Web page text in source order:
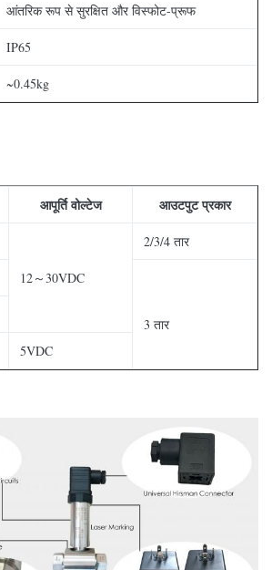
आंतरिक रूप से सुरक्षित और विस्फोट-प्रूफ
IP65
~0.45kg
आपूर्ति वोल्टेज आउटपुट प्रकार
12～30VDC
2/3/4 तार
3 तार
5VDC